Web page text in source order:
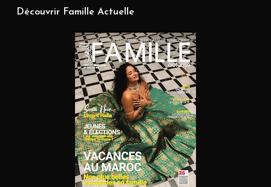
Découvrir Famille Actuelle